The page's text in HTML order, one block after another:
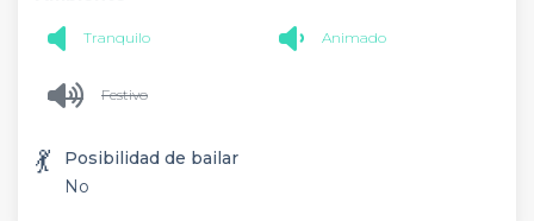
Tranquilo Animado
Festivo
💃
Posibilidad de bailar
No